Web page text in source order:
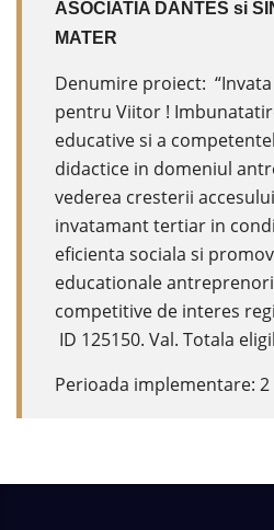
ASOCIATIA DANTES si
MATER
Denumire proiect:
pentru Viitor !
educative si a
didactice in domeniul
vederea cresterii
invatamant tertiar in
eficienta sociala si
educationale
competitive de interes
ID 125150. Val. Totala
Perioada implementare: 2